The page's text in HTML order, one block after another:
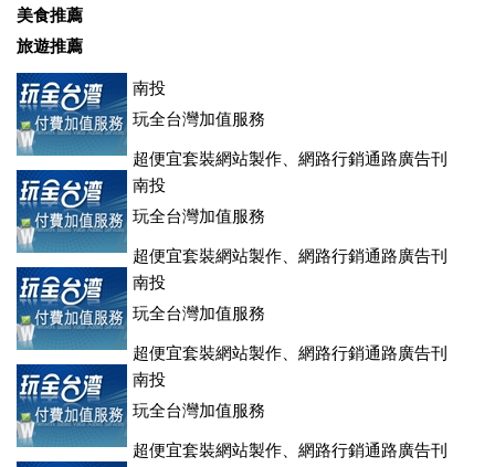
美食推薦
旅遊推薦
南投
玩全台灣加值服務
超便宜套裝網站製作、網路行銷通路廣告刊
登、訂房系統、客房委託旅行社銷售，全面優惠中....
南投
玩全台灣加值服務
超便宜套裝網站製作、網路行銷通路廣告刊
登、訂房系統、客房委託旅行社銷售，全面優惠中....
南投
玩全台灣加值服務
超便宜套裝網站製作、網路行銷通路廣告刊
登、訂房系統、客房委託旅行社銷售，全面優惠中....
南投
玩全台灣加值服務
超便宜套裝網站製作、網路行銷通路廣告刊